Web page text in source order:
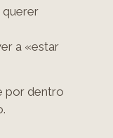
querer
a «estar
por dentro